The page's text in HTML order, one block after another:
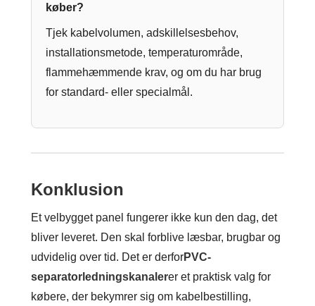
køber?
Tjek kabelvolumen, adskillelsesbehov,
installationsmetode, temperaturområde,
flammehæmmende krav, og om du har brug
for standard- eller specialmål.
Konklusion
Et velbygget panel fungerer ikke kun den dag, det
bliver leveret. Den skal forblive læsbar, brugbar og
udvidelig over tid. Det er derforPVC-
separatorledningskanalerer et praktisk valg for
købere, der bekymrer sig om kabelbestilling,